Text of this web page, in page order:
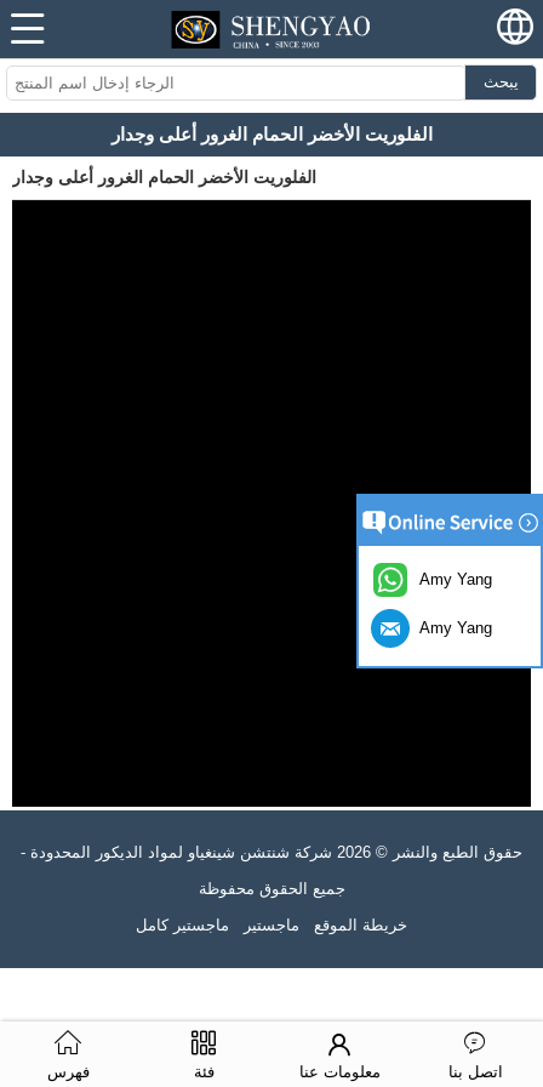
يبحث
الفلوريت الأخضر الحمام الغرور أعلى وجدار
الفلوريت الأخضر الحمام الغرور أعلى وجدار
حقوق الطبع والنشر © 2026 شركة شنتشن شينغياو لمواد الديكور المحدودة -
جميع الحقوق محفوظة
خريطة الموقع
ماجستير ماجستير كامل
فهرس فئة معلومات عنا اتصل بنا
Amy Yang
Amy Yang